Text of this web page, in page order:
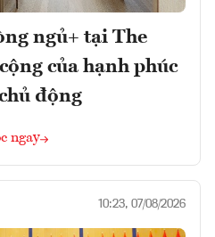
ngủ+ tại The
của hạnh phúc
động
ngay
10:23, 07/08/2026